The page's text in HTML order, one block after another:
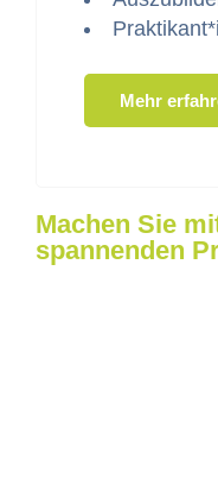
Mehr
Machen Sie
spannenden